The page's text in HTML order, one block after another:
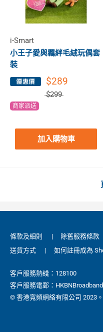
i-Smart
小王子愛與羈絆毛絨玩偶套
裝
$289
$299
商家派送
加入購物車
條款及細則 | 除舊服務條款
送貨方式
| 如何註冊成為
客戶服務熱綫：128100
客戶服務電郵：
© 香港寬頻網絡有限公司 2023